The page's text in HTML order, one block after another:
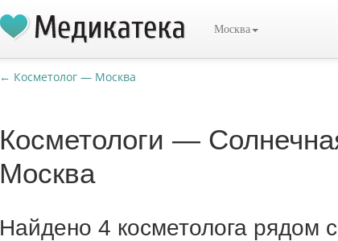
Москва
← Косметолог — Москва
Косметологи —
Москва
Найдено 4 косметолога рядом